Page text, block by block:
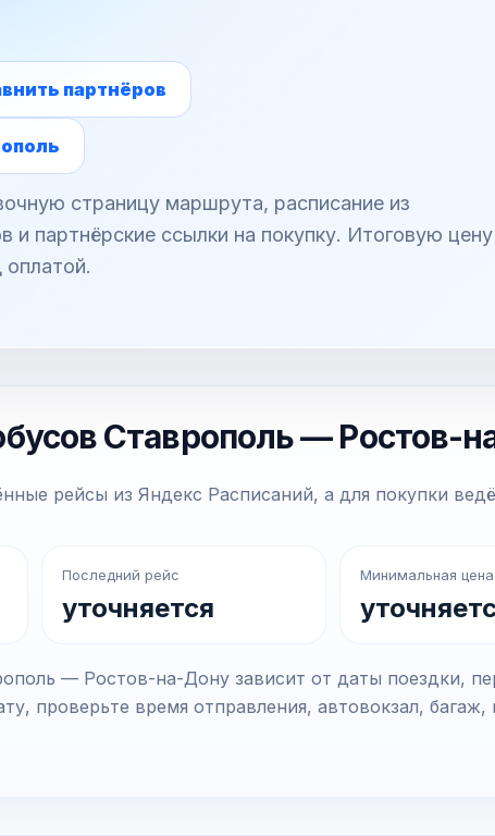
партнёров
страницу маршрута, расписание из
и партнёрские ссылки на покупку. Итоговую цену
оплатой.
Ставрополь — Ростов-
рейсы из Яндекс Расписаний, а для покупки
Последний рейс
уточняется
Минимальная цена
— Ростов-на-Дону зависит от даты поездки,
проверьте время отправления, автовокзал,